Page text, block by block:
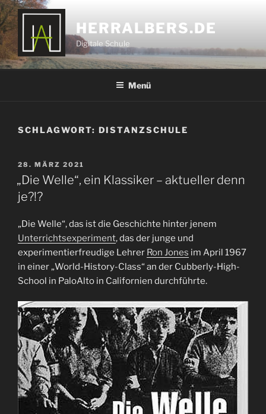
Zum
Inhalt
springen
HERRALBERS.DE
Digitale Schule
Menü
SCHLAGWORT: DISTANZSCHULE
VERÖFFENTLICHT
AM
28. MÄRZ 2021
„Die Welle“, ein Klassiker – aktueller denn
je?!?
„Die Welle“, das ist die Geschichte hinter jenem
Unterrichtsexperiment, das der junge und
experimentierfreudige Lehrer Ron Jones im April 1967
in einer „World-History-Class“ an der Cubberly-High-
School in PaloAlto in Californien durchführte.